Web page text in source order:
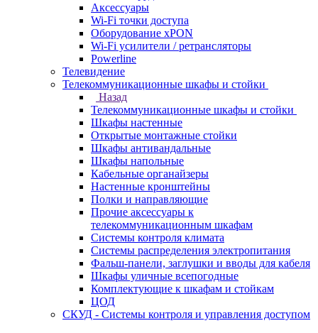
Аксессуары
Wi-Fi точки доступа
Оборудование хPON
Wi-Fi усилители / ретрансляторы
Powerline
Телевидение
Телекоммуникационные шкафы и стойки
Назад
Телекоммуникационные шкафы и стойки
Шкафы настенные
Открытые монтажные стойки
Шкафы антивандальные
Шкафы напольные
Кабельные органайзеры
Настенные кронштейны
Полки и направляющие
Прочие аксессуары к
телекоммуникационным шкафам
Системы контроля климата
Системы распределения электропитания
Фальш-панели, заглушки и вводы для кабеля
Шкафы уличные всепогодные
Комплектующие к шкафам и стойкам
ЦОД
СКУД - Системы контроля и управления доступом